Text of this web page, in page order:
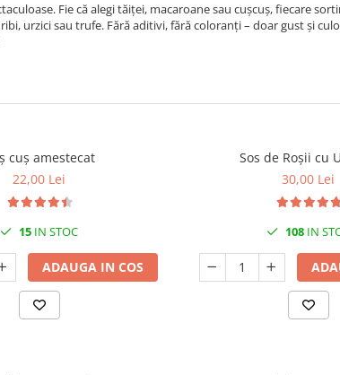
Fie că alegi tăiței, macaroane sau cușcuș, fiecare
urzici sau trufe. Fără aditivi, fără coloranți – doar gust și
cuș amestecat
22,00 Lei
15 IN STOC
ADAUGA IN COS
Sos de Roșii cu
30,00 Lei
108IN